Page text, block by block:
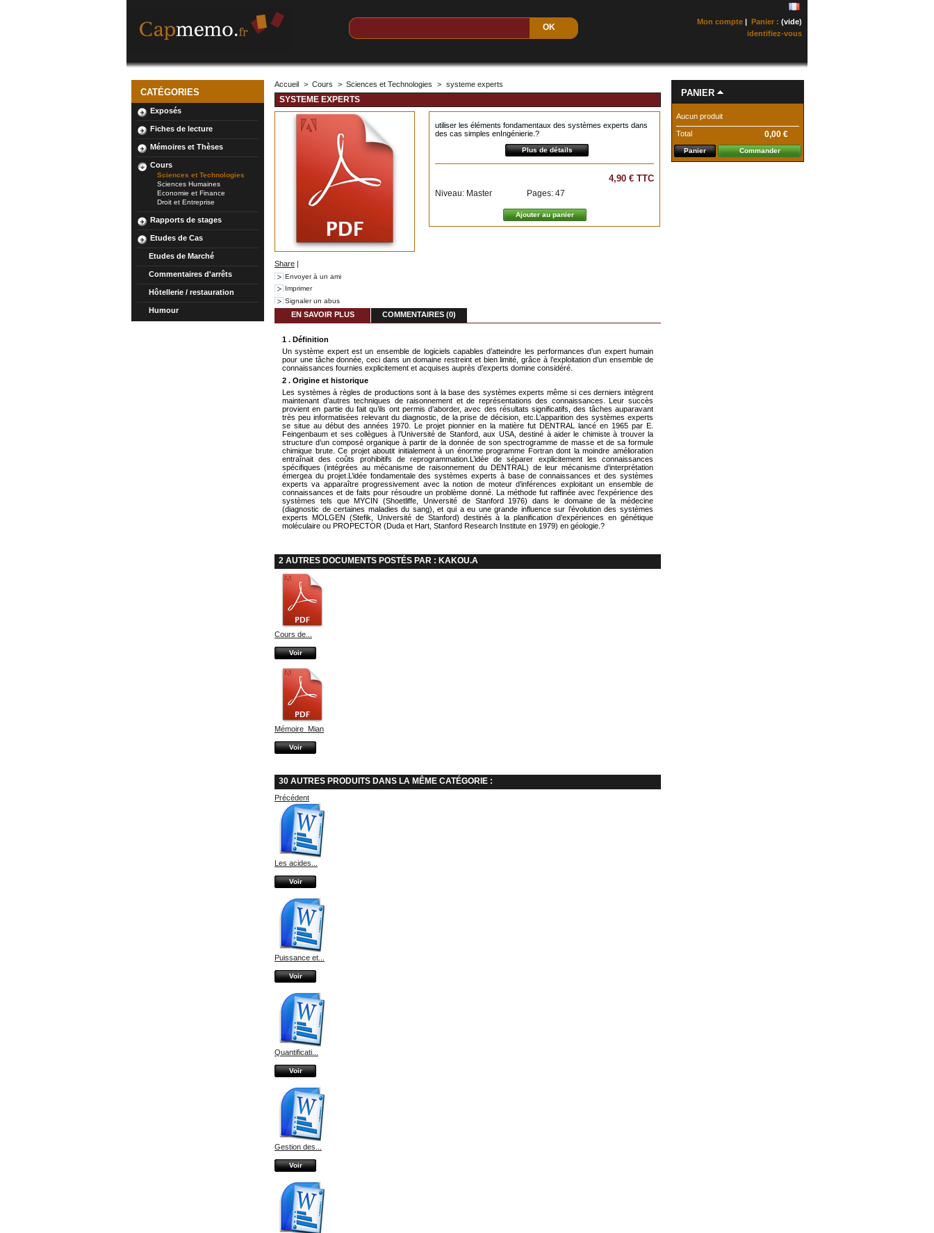
Mon compte | Panier : (vide)
identifiez-vous
CATÉGORIES
Exposés
Fiches de lecture
Mémoires et Thèses
Cours
Sciences et Technologies
Sciences Humaines
Economie et Finance
Droit et Entreprise
Rapports de stages
Etudes de Cas
Etudes de Marché
Commentaires d'arrêts
Hôtellerie / restauration
Humour
Accueil > Cours > Sciences et Technologies > systeme experts
SYSTEME EXPERTS
Share |
Envoyer à un ami
Imprimer
Signaler un abus
utiliser les éléments fondamentaux des systèmes experts dans
des cas simples enIngénierie.?
Plus de détails
4,90 € TTC
Niveau: Master
Pages: 47
EN SAVOIR PLUS COMMENTAIRES (0)
1 . Définition
Un système expert est un ensemble de logiciels capables d’atteindre les performances d’un expert humain
pour une tâche donnée, ceci dans un domaine restreint et bien limité, grâce à l’exploitation d’un ensemble de
connaissances fournies explicitement et acquises auprès d’experts domine considéré.
2 . Origine et historique
Les systèmes à règles de productions sont à la base des systèmes experts même si ces derniers intègrent
maintenant d’autres techniques de raisonnement et de représentations des connaissances. Leur succès
provient en partie du fait qu’ils ont permis d’aborder, avec des résultats significatifs, des tâches auparavant
très peu informatisées relevant du diagnostic, de la prise de décision, etc.L’apparition des systèmes experts
se situe au début des années 1970. Le projet pionnier en la matière fut DENTRAL lancé en 1965 par E.
Feingenbaum et ses collègues à l’Université de Stanford, aux USA, destiné à aider le chimiste à trouver la
structure d’un composé organique à partir de la donnée de son spectrogramme de masse et de sa formule
chimique brute. Ce projet aboutit initialement à un énorme programme Fortran dont la moindre amélioration
entraînait des coûts prohibitifs de reprogrammation.L’idée de séparer explicitement les connaissances
spécifiques (intégrées au mécanisme de raisonnement du DENTRAL) de leur mécanisme d’interprétation
émergea du projet.L’idée fondamentale des systèmes experts à base de connaissances et des systèmes
experts va apparaître progressivement avec la notion de moteur d’inférences exploitant un ensemble de
connaissances et de faits pour résoudre un problème donné. La méthode fut raffinée avec l’expérience des
systèmes tels que MYCIN (Shoetliffe, Université de Stanford 1976) dans le domaine de la médecine
(diagnostic de certaines maladies du sang), et qui a eu une grande influence sur l’évolution des systèmes
experts MOLGEN (Stefik, Université de Stanford) destinés à la planification d’expériences en génétique
moléculaire ou PROPECTOR (Duda et Hart, Stanford Research Institute en 1979) en géologie.?
2 AUTRES DOCUMENTS POSTÉS PAR : KAKOU.A
Cours de...
Voir
Mémoire_Mian
Voir
30 AUTRES PRODUITS DANS LA MÊME CATÉGORIE :
Précédent
Les acides...
Voir
Puissance et...
Voir
Quantificati...
Voir
Gestion des...
Voir
PANIER
Aucun produit
Total 0,00 €
Panier Commander